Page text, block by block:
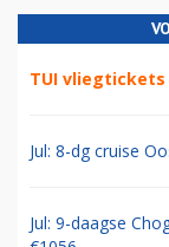
TUI vliegtickets
Jul: 8-dg cruise
Jul: 9-daagse